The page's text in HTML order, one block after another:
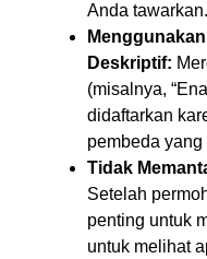
Anda tawarkan.
Deskriptif:
(misalnya,
didaftarkan
pembeda yang
Tidak
Setelah
penting untuk
untuk melihat